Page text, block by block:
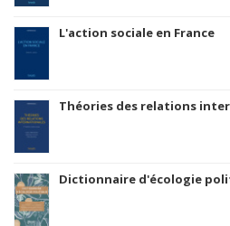
L'action sociale en France
Théories des relations
Dictionnaire d'écologie